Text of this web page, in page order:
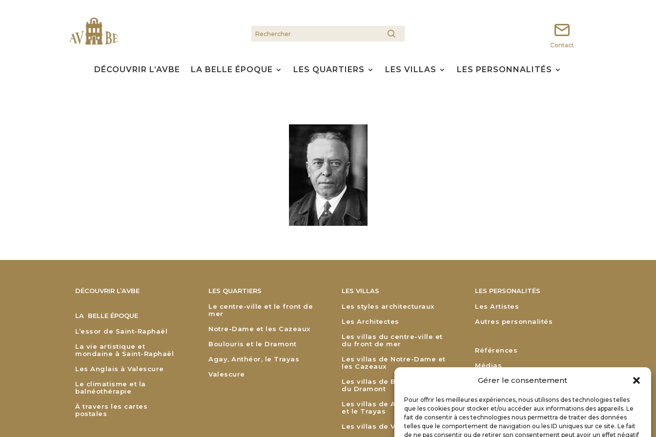
Gérer le consentement
Pour offrir les meilleures expériences, nous utilisons des technologies telles
que les cookies pour stocker et/ou accéder aux informations des appareils. Le
fait de consentir à ces technologies nous permettra de traiter des données
telles que le comportement de navigation ou les ID uniques sur ce site. Le fait
de ne pas consentir ou de retirer son consentement peut avoir un effet négatif
Contact
DÉCOUVRIR L’AVBE LA BELLE ÉPOQUE LES QUARTIERS LES VILLAS LES PERSONNALITÉS
DÉCOUVRIR L’AVBE
LA BELLE ÉPOQUE
L’essor de Saint-Raphaël
La vie artistique et
mondaine à Saint-Raphaël
Les Anglais à Valescure
Le climatisme et la
balnéothérapie
À travers les cartes
postales
LES QUARTIERS
Le centre-ville et le front de
mer
Notre-Dame et les Cazeaux
Boulouris et le Dramont
Agay, Anthéor, le Trayas
Valescure
LES VILLAS
Les styles architecturaux
Les Architectes
Les villas du centre-ville et
du front de mer
Les villas de Notre-Dame et
les Cazeaux
Les villas de Boulouris et
du Dramont
Les villas de Agay, Anthéor
et le Trayas
Les villas de Valescure
LES PERSONALITÉS
Les Artistes
Autres personnalités
Références
Médias
Remerciements
Bulletin d’adhésion
Bulletin de renouvellement
Contact